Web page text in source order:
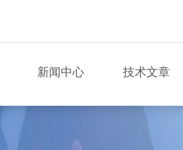
新闻中心 技术文章